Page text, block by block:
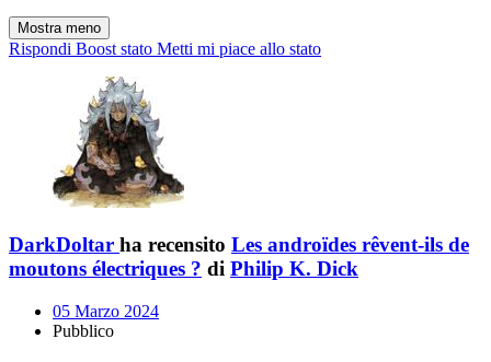
Mostra meno
Rispondi Boost stato Metti mi piace allo stato
DarkDoltar ha recensito Les androïdes rêvent-ils de
moutons électriques ? di Philip K. Dick
05 Marzo 2024
Pubblico